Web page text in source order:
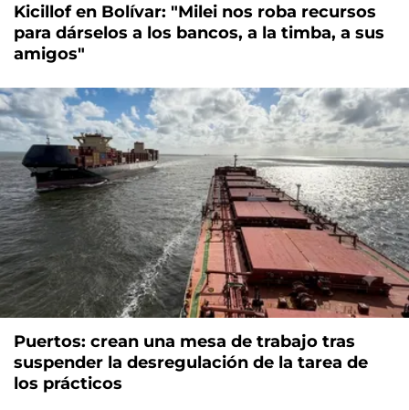
Kicillof en Bolívar: "Milei nos roba recursos
para dárselos a los bancos, a la timba, a sus
amigos"
Puertos: crean una mesa de trabajo tras
suspender la desregulación de la tarea de
los prácticos